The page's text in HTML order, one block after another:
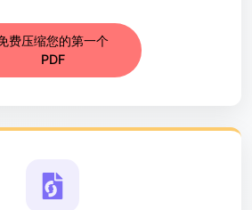
费压缩您的第一个
PDF